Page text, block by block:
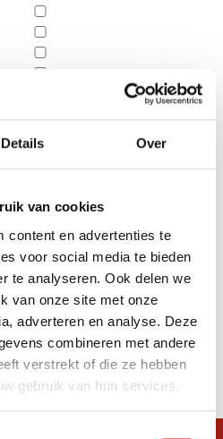
Details Over
van cookies
content en advertenties te
voor social media te bieden
te analyseren. Ook delen we
van onze site met onze
adverteren en analyse. Deze
combineren met andere
verstrekt of die ze hebben
gebruik van hun services.
getagd met
spullen